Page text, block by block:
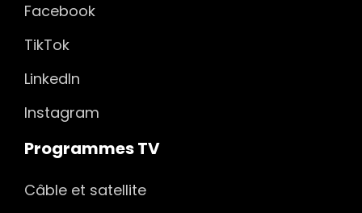
Facebook
TikTok
LinkedIn
Instagram
Programmes TV
Câble et satellite